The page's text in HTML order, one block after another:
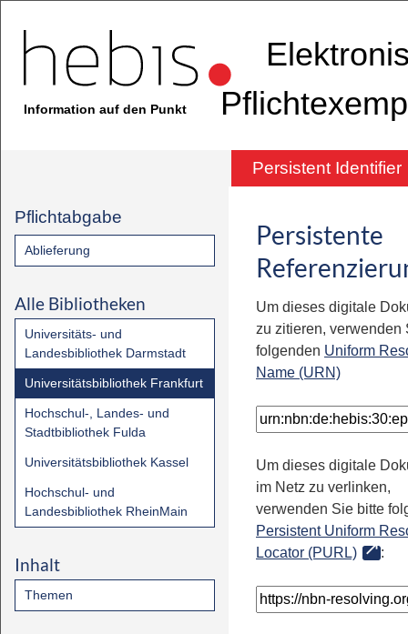
Information auf den Punkt
Persistent Identifier
Pflichtabgabe
Ablieferung
Alle Bibliotheken
Universitäts- und
Landesbibliothek Darmstadt
Universitätsbibliothek Frankfurt
Hochschul-, Landes- und
Stadtbibliothek Fulda
Universitätsbibliothek Kassel
Hochschul- und
Landesbibliothek RheinMain
Inhalt
Themen
Persistente
Um dieses digitale
zu zitieren, verwenden
folgenden Uniform
Name (URN)
Um dieses digitale
im Netz zu verlinken,
verwenden Sie bitte
Persistent Uniform
Locator (PURL)
: